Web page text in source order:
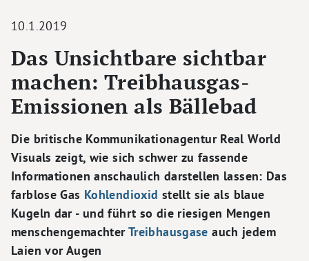
10.1.2019
Das Unsichtbare sichtbar
machen: Treibhausgas-
Emissionen als Bällebad
Die britische Kommunikationagentur Real World
Visuals zeigt, wie sich schwer zu fassende
Informationen anschaulich darstellen lassen: Das
farblose Gas Kohlendioxid stellt sie als blaue
Kugeln dar - und führt so die riesigen Mengen
menschengemachterTreibhausgase auch jedem
Laien vor Augen